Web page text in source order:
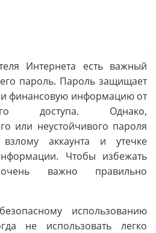
Интернета есть важный
пароль. Пароль защищает
финансовую информацию от
доступа. Однако,
или неустойчивого пароля
аккаунта и утечке
Чтобы избежать
важно правильно
использованию
не использовать легко